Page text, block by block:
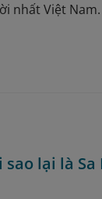
nhất Việt Nam.
sao lại là Sa